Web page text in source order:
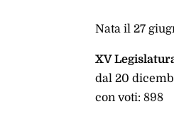
Nata il 27
XV
dal 20
con voti: 898